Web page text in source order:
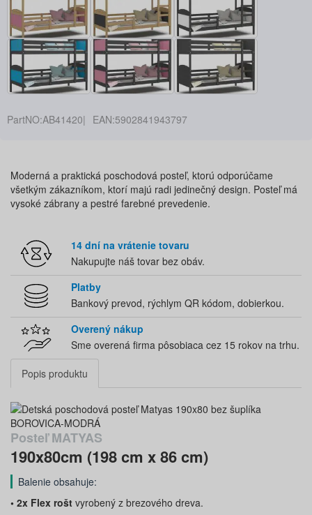
PartNO:AB41420 EAN:5902841943797
Moderná a praktická poschodová posteľ, ktorú odporúčame
všetkým zákazníkom, ktorí majú radi jedinečný design. Posteľ má
vysoké zábrany a pestré farebné prevedenie.
14 dní na vrátenie tovaru
Nakupujte náš tovar bez obáv.
Platby
Bankový prevod, rýchlym QR kódom, dobierkou.
Overený nákup
Sme overená firma pôsobiaca cez 15 rokov na trhu.
Popis produktu
Posteľ MATYAS
190x80cm (198 cm x 86 cm)
Balenie obsahuje:
• 2x Flex rošt vyrobený z brezového dreva.